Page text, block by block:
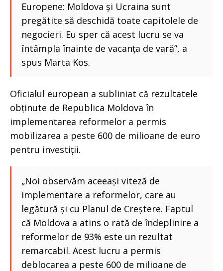
Europene: Moldova și Ucraina sunt
pregătite să deschidă toate capitolele de
negocieri. Eu sper că acest lucru se va
întâmpla înainte de vacanța de vară”, a
spus Marta Kos.
Oficialul european a subliniat că rezultatele
obținute de Republica Moldova în
implementarea reformelor a permis
mobilizarea a peste 600 de milioane de euro
pentru investiții.
„Noi observăm aceeași viteză de
implementare a reformelor, care au
legătură și cu Planul de Creștere. Faptul
că Moldova a atins o rată de îndeplinire a
reformelor de 93% este un rezultat
remarcabil. Acest lucru a permis
deblocarea a peste 600 de milioane de